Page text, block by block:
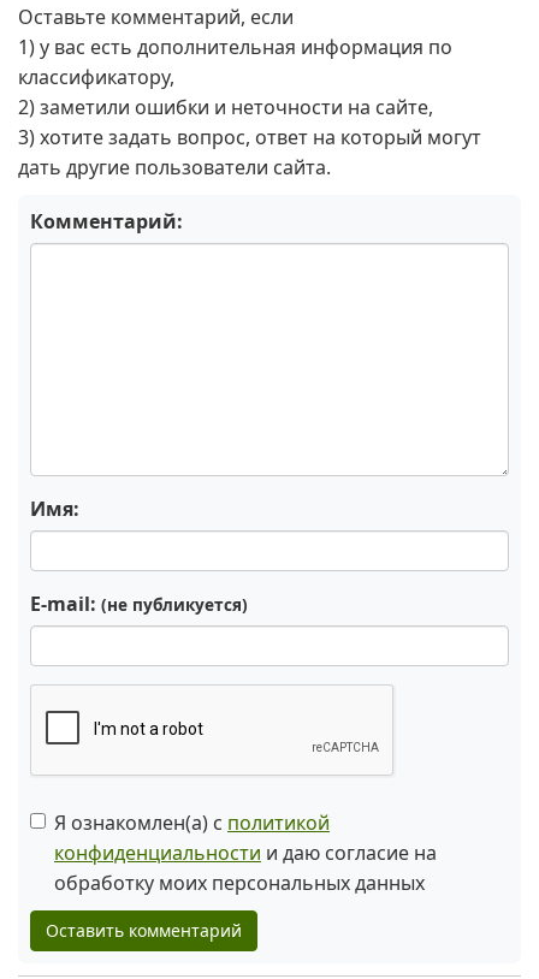
Оставьте комментарий, если
1) у вас есть дополнительная информация по
классификатору,
2) заметили ошибки и неточности на сайте,
3) хотите задать вопрос, ответ на который могут
дать другие пользователи сайта.
Комментарий:
Имя:
E-mail: (не публикуется)
Я ознакомлен(а) с политикой
конфиденциальности и даю согласие на
обработку моих персональных данных
Оставить комментарий